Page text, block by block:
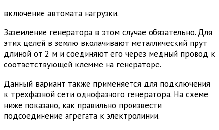
включение автомата нагрузки.
Заземление генератора в этом случае обязательно. Для
этих целей в землю вколачивают металлический прут
длиной от 2 м и соединяют его через медный провод к
соответствующей клемме на генераторе.
Данный вариант также применяется для подключения
к трехфазной сети однофазного генератора. На схеме
ниже показано, как правильно произвести
подсоединение агрегата к электролинии.